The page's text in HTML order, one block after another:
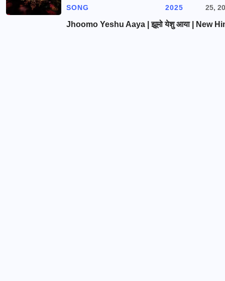
SONG
2025
25,
Jhoomo Yeshu Aaya | झूमो येशु आया | New